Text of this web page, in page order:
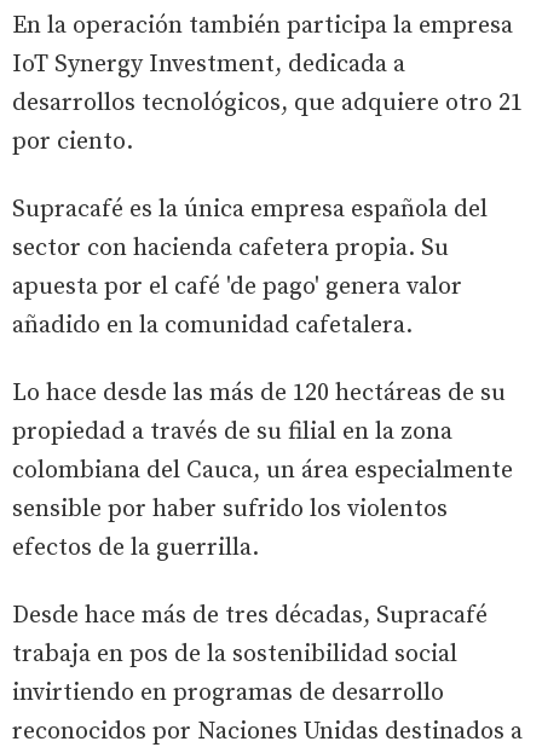
En la operación también participa la empresa
IoT Synergy Investment, dedicada a
desarrollos tecnológicos, que adquiere otro 21
por ciento.
Supracafé es la única empresa española del
sector con hacienda cafetera propia. Su
apuesta por el café 'de pago' genera valor
añadido en la comunidad cafetalera.
Lo hace desde las más de 120 hectáreas de su
propiedad a través de su filial en la zona
colombiana del Cauca, un área especialmente
sensible por haber sufrido los violentos
efectos de la guerrilla.
Desde hace más de tres décadas, Supracafé
trabaja en pos de la sostenibilidad social
invirtiendo en programas de desarrollo
reconocidos por Naciones Unidas destinados a